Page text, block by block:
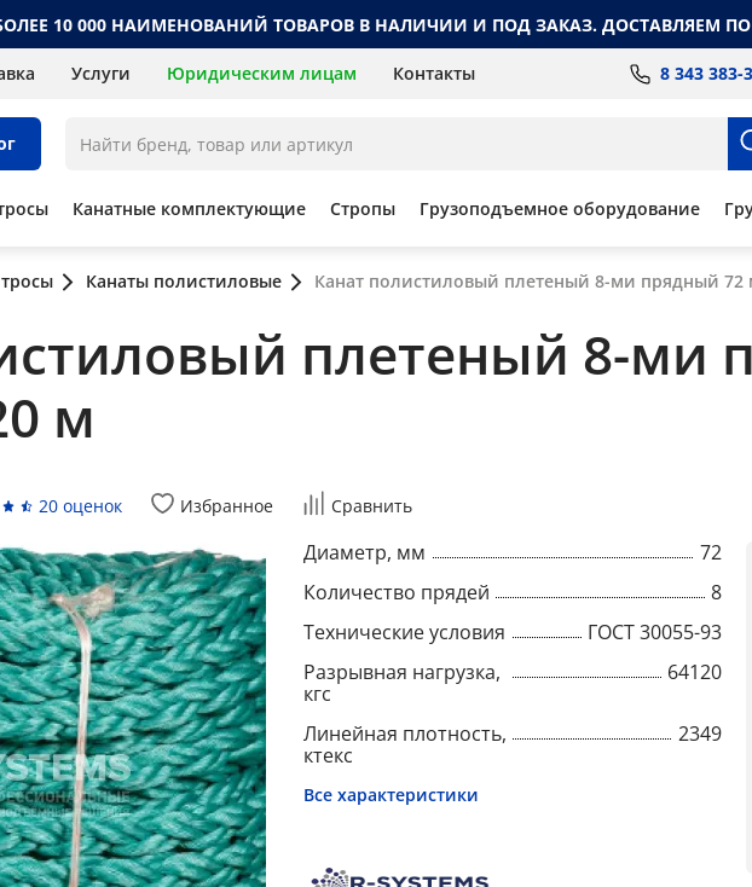
10 000 НАИМЕНОВАНИЙ ТОВАРОВ В НАЛИЧИИ И ПОД ЗАКАЗ. ДОСТАВЛЯЕМ
Услуги Юридическим лицам Контакты 8 343 383-
Канатные комплектующие Стропы Грузоподъемное оборудование
Канаты полистиловые Канат полистиловый плетеный 8-ми прядный 72
плетеный 8-ми
м
20 оценок Избранное Сравнить
Диаметр, мм
72
Количество прядей
8
Технические условия
ГОСТ 30055-93
Разрывная нагрузка,
кгс
64120
Линейная плотность,
ктекс
2349
Все характеристики